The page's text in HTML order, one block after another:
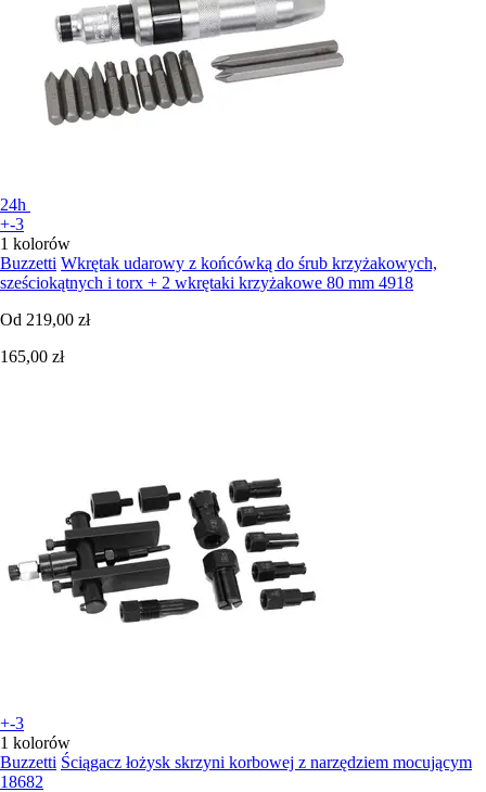
24h
+-3
1 kolorów
Buzzetti Wkrętak udarowy z końcówką do śrub krzyżakowych,
sześciokątnych i torx + 2 wkrętaki krzyżakowe 80 mm 4918
Od 219,00 zł
165,00 zł
+-3
1 kolorów
Buzzetti Ściągacz łożysk skrzyni korbowej z narzędziem mocującym
18682